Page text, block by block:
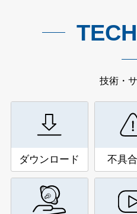
技術・
ダウンロード 不具